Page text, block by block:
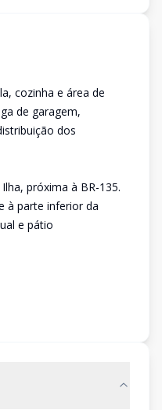
cozinha e área de
de garagem,
dos
próxima à BR-135.
à parte inferior da
e pátio